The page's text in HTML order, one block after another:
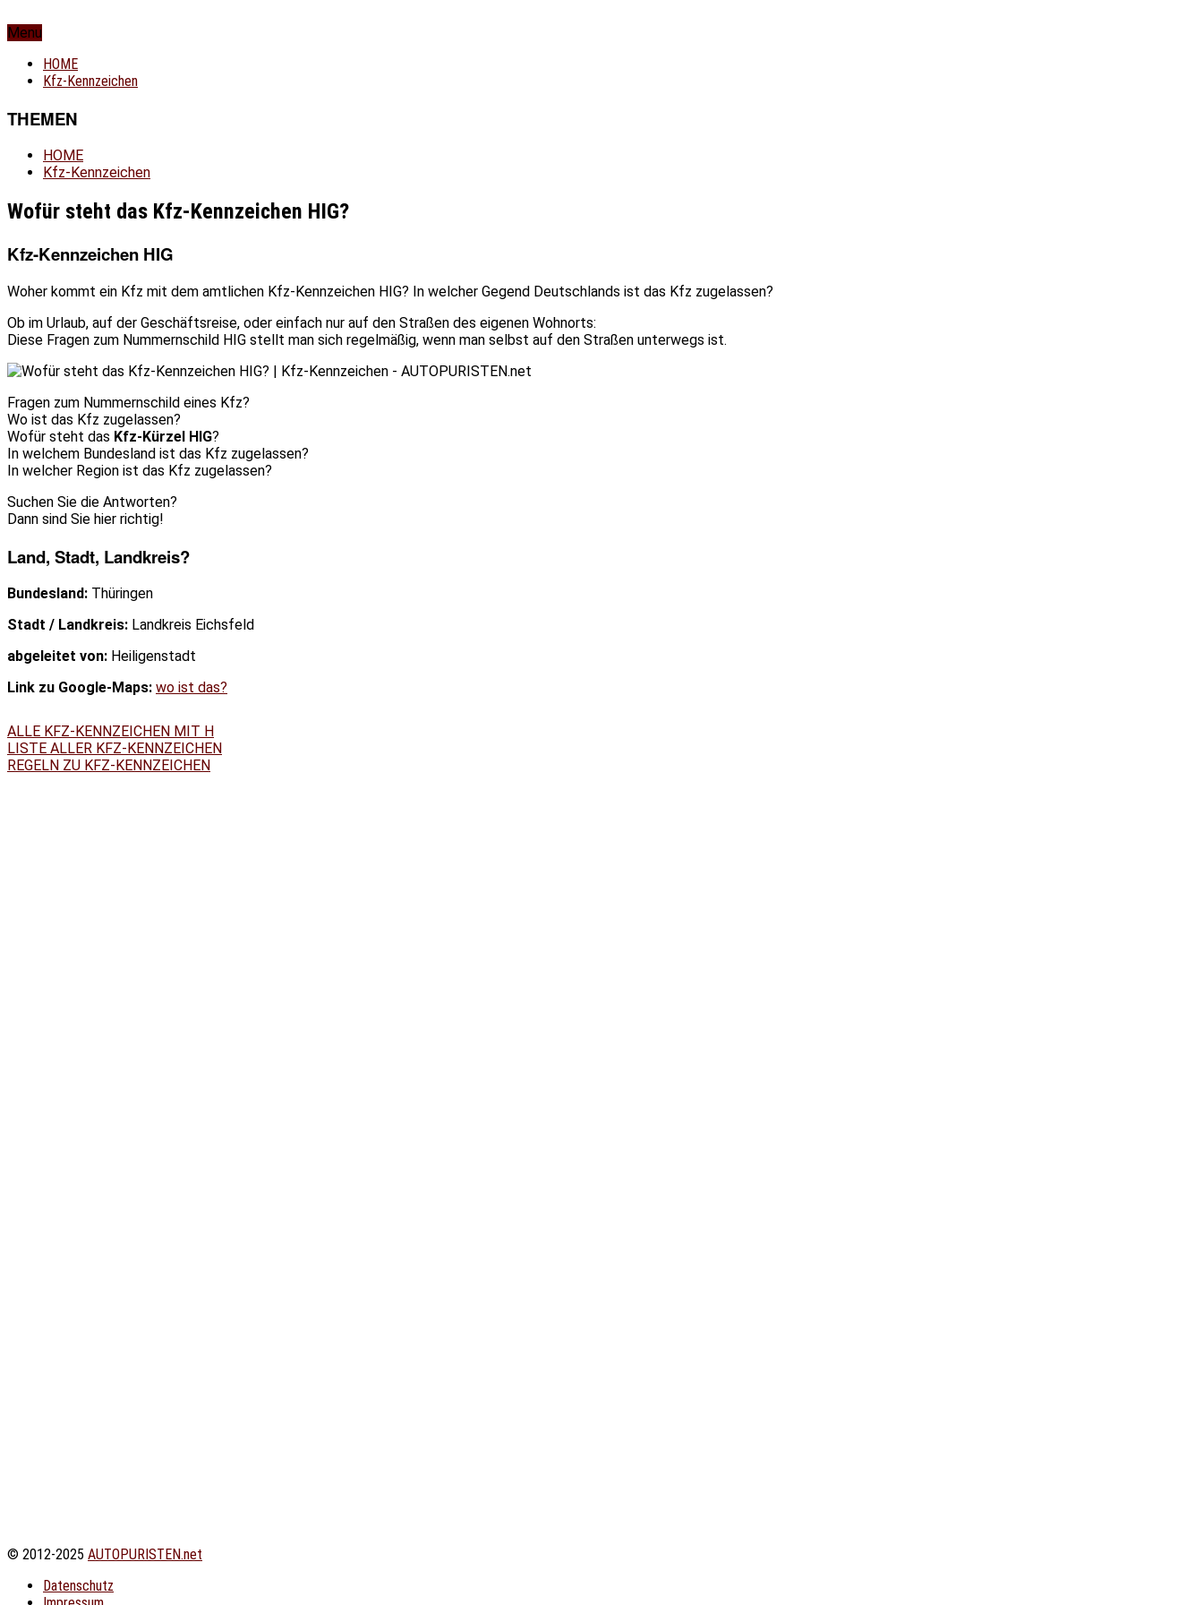
Menu
HOME
Kfz-Kennzeichen
THEMEN
HOME
Kfz-Kennzeichen
Wofür steht das Kfz-Kennzeichen HIG?
Kfz-Kennzeichen HIG
Woher kommt ein Kfz mit dem amtlichen Kfz-Kennzeichen HIG? In welcher Gegend Deutschlands ist das Kfz zugelassen?
Ob im Urlaub, auf der Geschäftsreise, oder einfach nur auf den Straßen des eigenen Wohnorts:
Diese Fragen zum Nummernschild HIG stellt man sich regelmäßig, wenn man selbst auf den Straßen unterwegs ist.
Fragen zum Nummernschild eines Kfz?
Wo ist das Kfz zugelassen?
Wofür steht das Kfz-Kürzel HIG?
In welchem Bundesland ist das Kfz zugelassen?
In welcher Region ist das Kfz zugelassen?
Suchen Sie die Antworten?
Dann sind Sie hier richtig!
Land, Stadt, Landkreis?
Bundesland: Thüringen
Stadt / Landkreis: Landkreis Eichsfeld
abgeleitet von: Heiligenstadt
Link zu Google-Maps: wo ist das?
ALLE KFZ-KENNZEICHEN MIT H
LISTE ALLER KFZ-KENNZEICHEN
REGELN ZU KFZ-KENNZEICHEN
© 2012-2025 AUTOPURISTEN.net
Datenschutz